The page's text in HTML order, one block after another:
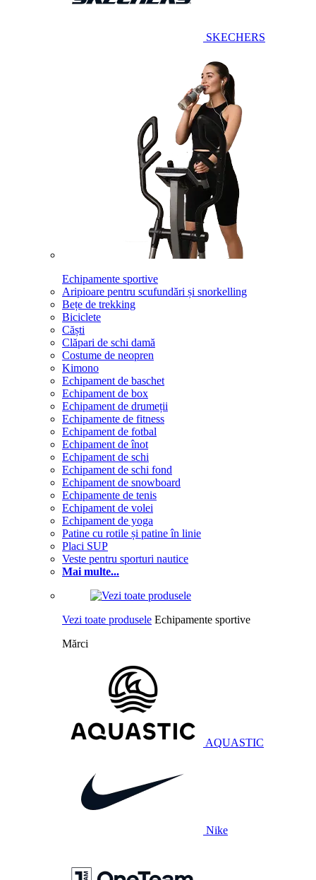
SKECHERS
Echipamente sportive
Aripioare pentru scufundări și snorkelling
Bețe de trekking
Biciclete
Căști
Clăpari de schi damă
Costume de neopren
Kimono
Echipament de baschet
Echipament de box
Echipament de drumeții
Echipamente de fitness
Echipament de fotbal
Echipament de înot
Echipament de schi
Echipament de schi fond
Echipament de snowboard
Echipamente de tenis
Echipament de volei
Echipament de yoga
Patine cu rotile și patine în linie
Placi SUP
Veste pentru sporturi nautice
Mai multe...
Vezi toate produsele Echipamente sportive
Mărci
AQUASTIC
Nike